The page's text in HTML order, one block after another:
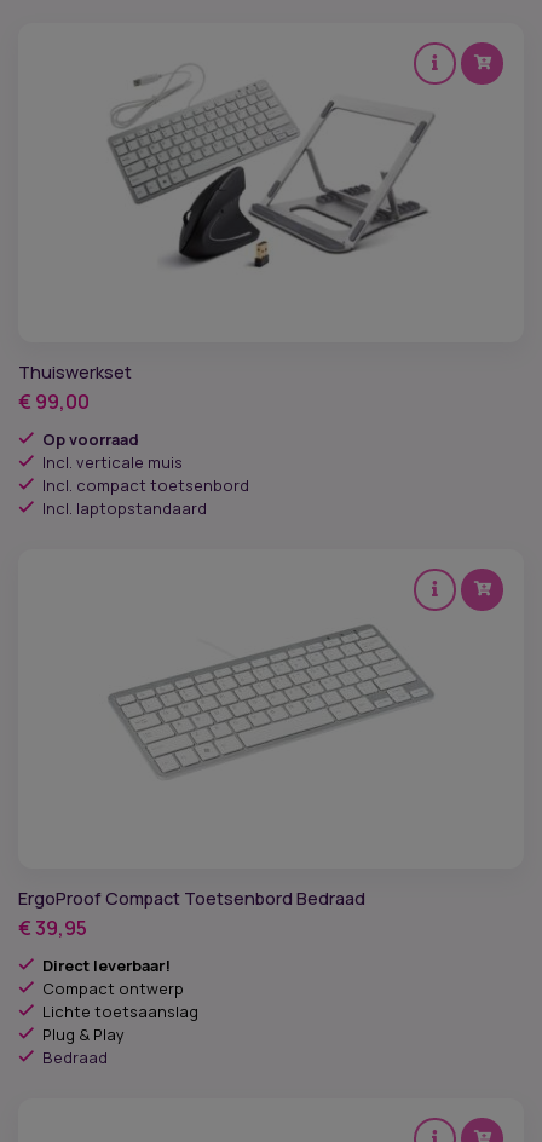
Thuiswerkset
€ 99,00
Op voorraad
Incl. verticale muis
Incl. compact toetsenbord
Incl. laptopstandaard
ErgoProof Compact Toetsenbord Bedraad
€39,95
Direct leverbaar!
Compact ontwerp
Lichte toetsaanslag
Plug & Play
Bedraad